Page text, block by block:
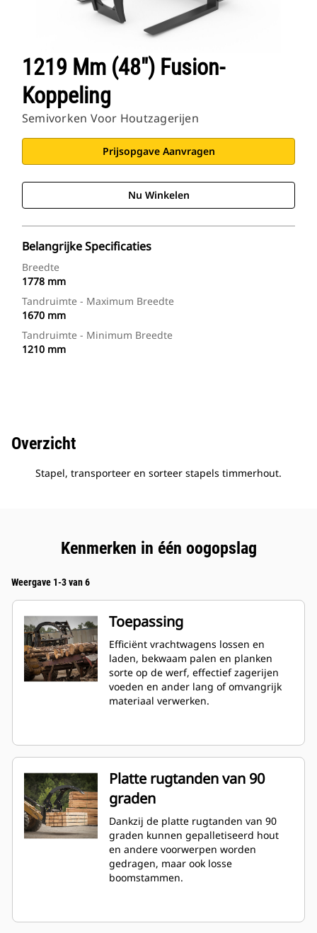
1219 Mm (48") Fusion-
Koppeling
Semivorken Voor Houtzagerijen
Prijsopgave Aanvragen
Nu Winkelen
Belangrijke Specificaties
Breedte
1778 mm
Tandruimte - Maximum Breedte
1670 mm
Tandruimte - Minimum Breedte
1210 mm
Overzicht
Stapel, transporteer en sorteer stapels timmerhout.
Kenmerken in één oogopslag
Weergave 1-3 van 6
Toepassing
Efficiënt vrachtwagens lossen en
laden, bekwaam palen en planken
sorte op de werf, effectief zagerijen
voeden en ander lang of omvangrijk
materiaal verwerken.
Platte rugtanden van 90
graden
Dankzij de platte rugtanden van 90
graden kunnen gepalletiseerd hout
en andere voorwerpen worden
gedragen, maar ook losse
boomstammen.